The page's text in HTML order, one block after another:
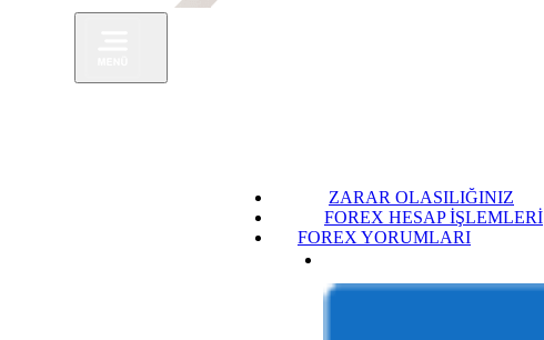
ZARAR OLASILIĞINIZ
FOREX HESAP İŞLEMLERİ
FOREX YORUMLARI